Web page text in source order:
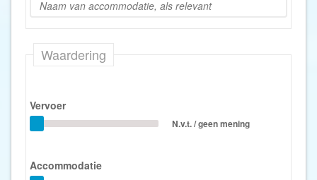
Waardering
Vervoer
N.v.t. / geen mening
Accommodatie